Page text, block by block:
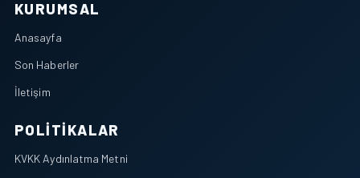
KURUMSAL
Anasayfa
Son Haberler
İletişim
POLITIKALAR
KVKK Aydınlatma Metni